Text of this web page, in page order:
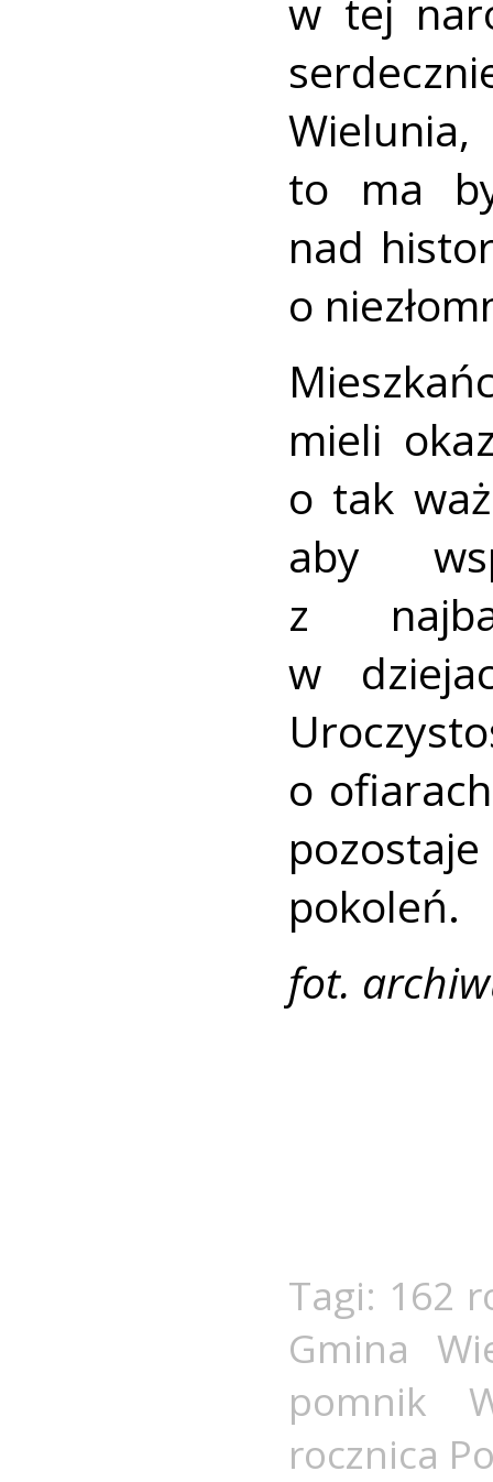
w tej
to ma
nad
o
mieli
o tak
aby
z
w
o
pokoleń.
fot.
Tagi: 162
Gmina
pomnik
rocznica